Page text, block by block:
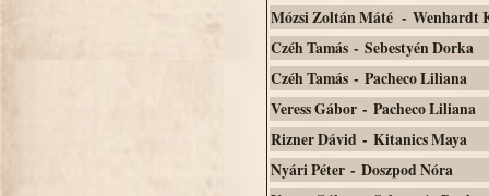
Mózsi Zoltán Máté - Wenhardt
Czéh Tamás - Sebestyén Dorka
Czéh Tamás - Pacheco Liliana
Veress Gábor - Pacheco Liliana
Rizner Dávid - Kitanics Maya
Nyári Péter - Doszpod Nóra